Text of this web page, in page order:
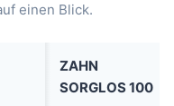
einen Blick.
ZAHN
SORGLOS 100